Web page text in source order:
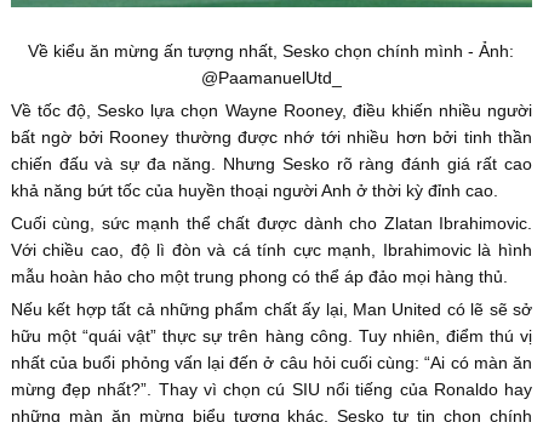
Về kiểu ăn mừng ấn tượng nhất, Sesko chọn chính mình - Ảnh:
@PaamanuelUtd_
Về tốc độ, Sesko lựa chọn Wayne Rooney, điều khiến nhiều người
bất ngờ bởi Rooney thường được nhớ tới nhiều hơn bởi tinh thần
chiến đấu và sự đa năng. Nhưng Sesko rõ ràng đánh giá rất cao
khả năng bứt tốc của huyền thoại người Anh ở thời kỳ đỉnh cao.
Cuối cùng, sức mạnh thể chất được dành cho Zlatan Ibrahimovic.
Với chiều cao, độ lì đòn và cá tính cực mạnh, Ibrahimovic là hình
mẫu hoàn hảo cho một trung phong có thể áp đảo mọi hàng thủ.
Nếu kết hợp tất cả những phẩm chất ấy lại, Man United có lẽ sẽ sở
hữu một “quái vật” thực sự trên hàng công. Tuy nhiên, điểm thú vị
nhất của buổi phỏng vấn lại đến ở câu hỏi cuối cùng: “Ai có màn ăn
mừng đẹp nhất?”. Thay vì chọn cú SIU nổi tiếng của Ronaldo hay
những màn ăn mừng biểu tượng khác, Sesko tự tin chọn chính